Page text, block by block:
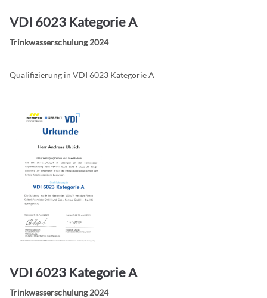
Have any questions?
+44 1234 567 890
Drop us a line
info@yourdomain.com
About us
Lorem ipsum dolor sit amet, consectetuer adipiscing elit.
Aenean commodo ligula eget dolor. Aenean massa. Cum sociis natoque
penatibus et magnis dis parturient montes, nascetur ridiculus mus.
Donec quam felis, ultricies nec.
VDI 6023 Kategorie A
Trinkwasserschulung 2024
Qualifizierung in VDI 6023 Kategorie A
VDI 6023 Kategorie A
Trinkwasserschulung 2024